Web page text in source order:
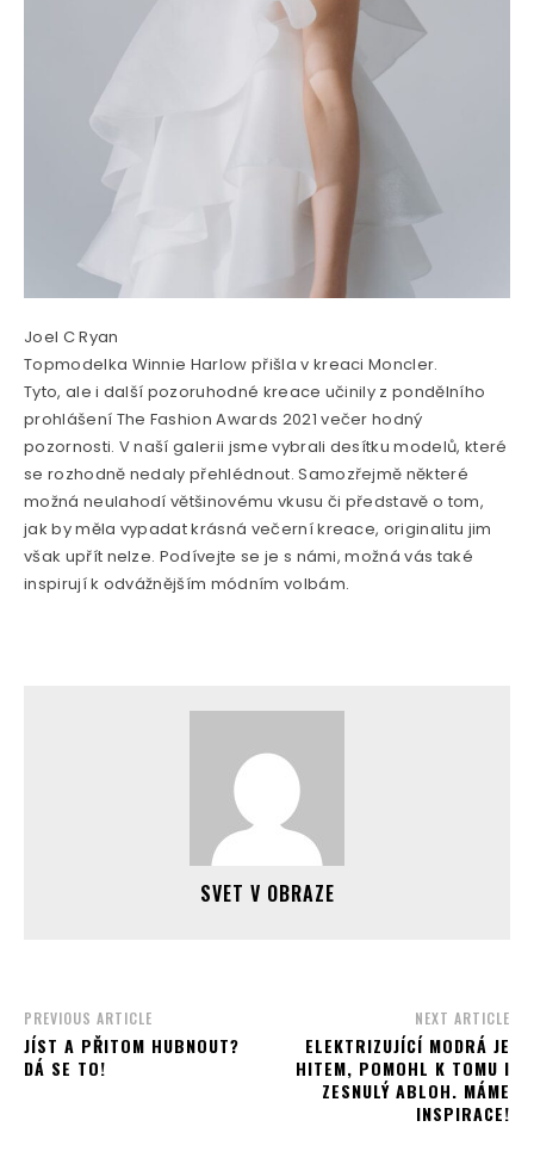
Joel C Ryan
Topmodelka Winnie Harlow přišla v kreaci Moncler.
Tyto, ale i další pozoruhodné kreace učinily z pondělního
prohlášení The Fashion Awards 2021 večer hodný
pozornosti. V naší galerii jsme vybrali desítku modelů, které
se rozhodně nedaly přehlédnout. Samozřejmě některé
možná neulahodí většinovému vkusu či představě o tom,
jak by měla vypadat krásná večerní kreace, originalitu jim
však upřít nelze. Podívejte se je s námi, možná vás také
inspirují k odvážnějším módním volbám.
SVET V OBRAZE
PREVIOUS ARTICLE
JÍST A PŘITOM HUBNOUT?
DÁ SE TO!
NEXT ARTICLE
ELEKTRIZUJÍCÍ MODRÁ JE
HITEM, POMOHL K TOMU I
ZESNULÝ ABLOH. MÁME
INSPIRACE!